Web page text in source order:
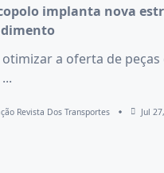
implanta nova
otimizar a oferta de peças
...
Revista Dos Transportes Jul